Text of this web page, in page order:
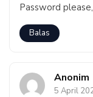
Password please,
Balas
Anonim
5 April